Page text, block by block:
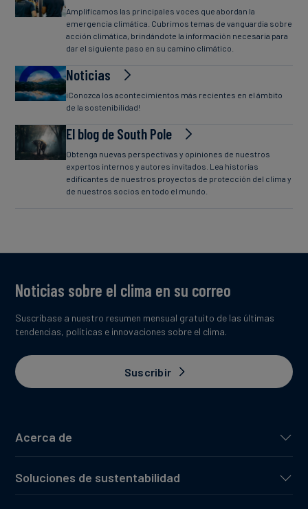
Amplificamos las principales voces que abordan la
emergencia climática. Cubrimos temas de vanguardia sobre
acción climática, brindándote la información necesaria para
dar el siguiente paso en su camino climático.
Noticias
¡Conozca los acontecimientos más recientes en el ámbito
de la sostenibilidad!
El blog de South Pole
Obtenga nuevas perspectivas y opiniones de nuestros
expertos internos y autores invitados. Lea historias
edificantes de nuestros proyectos de protección del clima y
de nuestros socios en todo el mundo.
Acerca de
Soluciones de sustentabilidad
Noticias sobre el clima en su correo
Suscríbase a nuestro resumen mensual gratuito de las últimas
tendencias, políticas e innovaciones sobre el clima.
Suscribir